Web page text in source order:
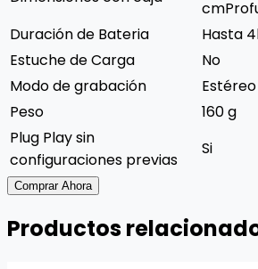
Duración de Bateria
Hasta
Estuche de Carga
No
Modo de grabación
Estéreo
Peso
160 g
Plug Play sin
configuraciones previas
Si
Comprar Ahora
Productos